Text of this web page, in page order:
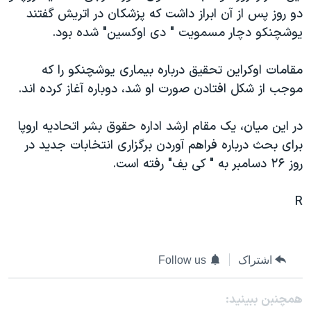
فرهنگ و زندگی
حقوق شهروندی
اقتصادی
علم و فناوری
آرشیو پخش زنده
مستندها
انتخابات ریاست جمهوری آمریکا ۲۰۲۴
حمله جمهوری اسلامی به اسرائیل
رمز مهسا
اعتراضات زن، زندگی، آزادی
مجموعه مستندهای دادخواهی
قانون شفافیت دارائی کادر رهبری ایران
دنبال کنید
دو روز پس از آن ابراز داشت که پزشکان در اتريش گفتند
يوشچنکو دچار مسمويت " دی اوکسين" شده بود.
مقامات اوکراين تحقيق درباره بيماری يوشچنکو را که
موجب از شکل افتادن صورت او شد، دوباره آغاز کرده اند.
در اين ميان، يک مقام ارشد اداره حقوق بشر اتحاديه اروپا
برای بحث درباره فراهم آوردن برگزاری انتخابات جديد در
روز ٢۶ دسامبر به " کی يف" رفته است.
R
اشتراک Follow us
همچنبن ببینید: